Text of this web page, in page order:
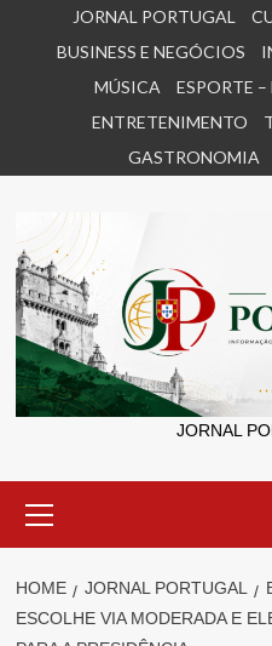
JORNAL PORTUGAL
BUSINESS E NEGÓCIOS
MÚSICA
ESPORTE –
ENTRETENIMENTO
GASTRONOMIA
JORNAL
Menu
HOME JORNAL PORTUGAL
ESCOLHE VIA MODERADA E